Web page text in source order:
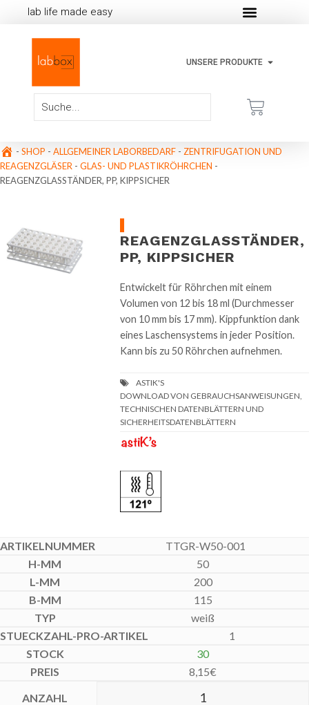
lab life made easy
UNSERE PRODUKTE
- SHOP - ALLGEMEINER LABORBEDARF - ZENTRIFUGATION UND
REAGENZGLÄSER - GLAS- UND PLASTIKRÖHRCHEN -
REAGENZGLASSTÄNDER, PP, KIPPSICHER
REAGENZGLASSTÄNDER,
PP, KIPPSICHER
Entwickelt für Röhrchen mit einem
Volumen von 12 bis 18 ml (Durchmesser
von 10 mm bis 17 mm). Kippfunktion dank
eines Laschensystems in jeder Position.
Kann bis zu 50 Röhrchen aufnehmen.
DOWNLOAD VON GEBRAUCHSANWEISUNGEN,
TECHNISCHEN DATENBLÄTTERN UND
SICHERHEITSDATENBLÄTTERN
TTGR-W50-001
50
200
115
weiß
1
30
8,15€